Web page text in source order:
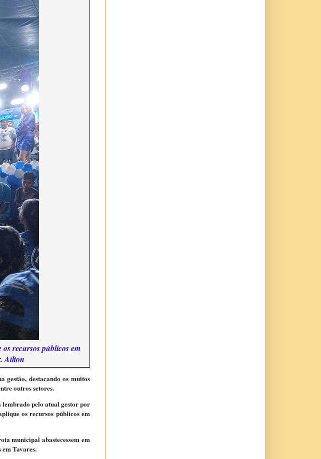
recursos públicos em
Aílton
destacando os muitos
outros setores.
lembrado pelo atual gestor por
os recursos públicos em
municipal abastecessem em
Tavares.